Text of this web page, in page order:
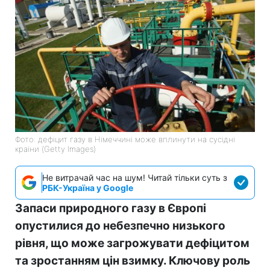
Фото: дефіцит газу в Німеччині може вплинути на сусідні
країни (Getty Images)
Не витрачай час на шум! Читай тільки суть з
РБК-Україна у Google
Запаси природного газу в Європі
опустилися до небезпечно низького
рівня, що може загрожувати дефіцитом
та зростанням цін взимку. Ключову роль